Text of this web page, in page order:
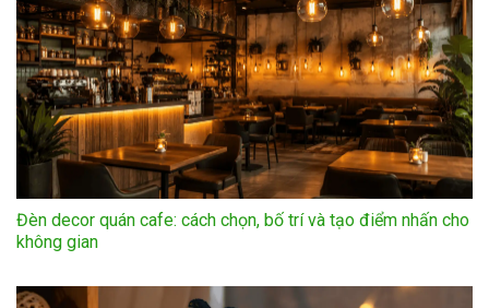
Đèn decor quán cafe: cách chọn, bố trí và tạo điểm nhấn cho
không gian